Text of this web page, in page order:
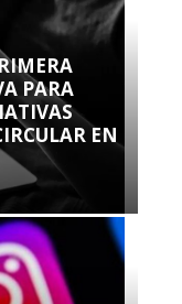
PARA
EN